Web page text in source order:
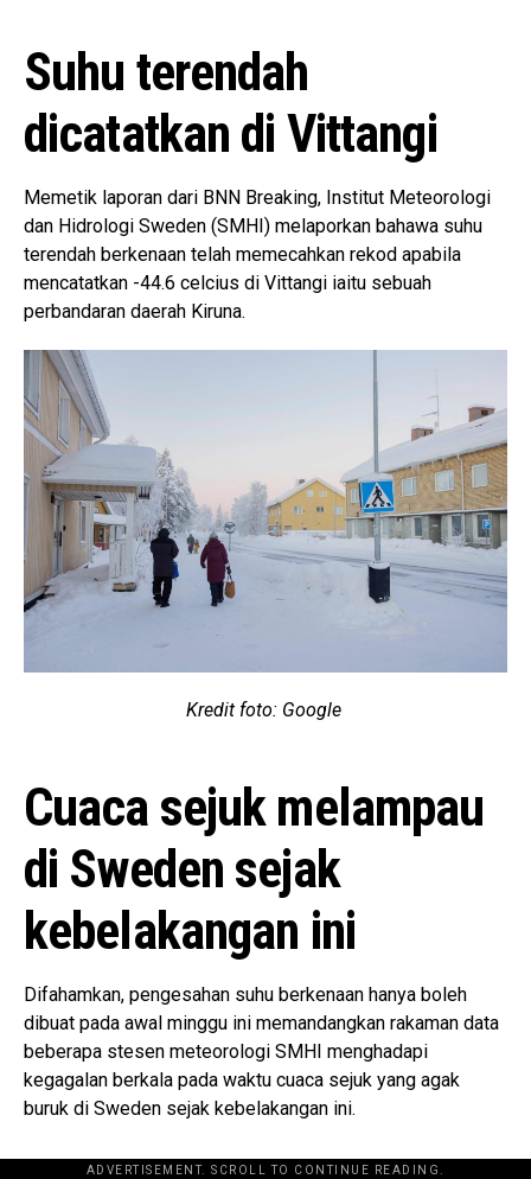
Suhu terendah
dicatatkan di Vittangi
Memetik laporan dari BNN Breaking, Institut Meteorologi
dan Hidrologi Sweden (SMHI) melaporkan bahawa suhu
terendah berkenaan telah memecahkan rekod apabila
mencatatkan -44.6 celcius di Vittangi iaitu sebuah
perbandaran daerah Kiruna.
Kredit foto: Google
Cuaca sejuk melampau
di Sweden sejak
kebelakangan ini
Difahamkan, pengesahan suhu berkenaan hanya boleh
dibuat pada awal minggu ini memandangkan rakaman data
beberapa stesen meteorologi SMHI menghadapi
kegagalan berkala pada waktu cuaca sejuk yang agak
buruk di Sweden sejak kebelakangan ini.
ADVERTISEMENT. SCROLL TO CONTINUE READING.